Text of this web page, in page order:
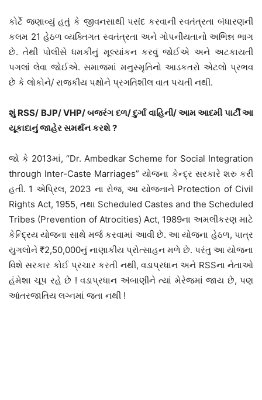
કોર્ટે જણાવ્યું હતું કે જીવનસાથી પસંદ કરવાની સ્વતંત્રતા બંધારણની
કલમ 21 હેઠળ વ્યક્તિગત સ્વતંત્રતા અને ગોપનીયતાનો અભિન્ન ભાગ
છે. તેથી પોલીસે ધમકીનું મૂલ્યાંકન કરવું જોઈએ અને અટકાયતી
પગલાં લેવા જોઈએ. સમાજમાં મનુસ્મૃતિનો આડકતરો એટલો પ્રભવ
છે કે લોકોને/ રાજકીય પક્ષોને પ્રગતિશીલ વાત પચતી નથી.
શું RSS/ BJP/ VHP/ બજરંગ દળ/ દુર્ગા વાહિની/ આમ આદમી પાર્ટી આ
યૂકાદાનું જાહેર સમર્થન કરશે ?
જો કે 2013માં, “Dr. Ambedkar Scheme for Social Integration
through Inter-Caste Marriages” યોજના કેન્દ્ર સરકારે શરુ કરી
હતી. 1 એપ્રિલ, 2023 ના રોજ, આ યોજનાને Protection of Civil
Rights Act, 1955, તથા Scheduled Castes and the Scheduled
Tribes (Prevention of Atrocities) Act, 1989ના અમલીકરણ માટે
કેન્દ્રિય યોજના સાથે મર્જ કરવામાં આવી છે. આ યોજના હેઠળ, પાત્ર
યુગલોને ₹2,50,000નું નાણાકીય પ્રોત્સાહન મળે છે. પરંતુ આ યોજના
વિશે સરકાર કોઈ પ્રચાર કરતી નથી, વડાપ્રધાન અને RSSના નેતાઓ
હંમેશા ચૂપ રહે છે ! વડાપ્રધાન અંબાણીને ત્યાં મેરેજમાં જાય છે, પણ
આંતરજાતિય લગ્નમાં જતા નથી !